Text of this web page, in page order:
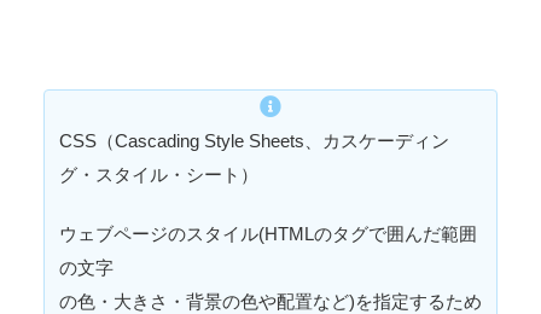
CSS（Cascading Style Sheets、カスケーディン
グ・スタイル・シート）
ウェブページのスタイル(HTMLのタグで囲んだ範囲
の文字
の色・大きさ・背景の色や配置など)を指定するため